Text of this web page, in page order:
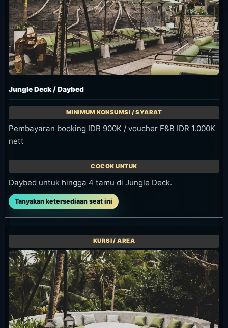
Sofa lounge untuk 4 tamu di Jungle Jetty.
Tanyakan ketersediaan seat ini
Boho Cave
Min. Spend IDR 15.000K++
Area cave-style privat untuk grup besar.
Tanyakan ketersediaan seat ini